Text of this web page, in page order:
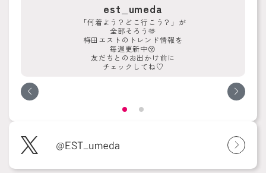
est_umeda
「何着よう？どこ行こう？」が
全部そろう🫶
梅田エストのトレンド情報を
毎週更新中😚
友だちとのお出かけ前に
チェックしてね♡